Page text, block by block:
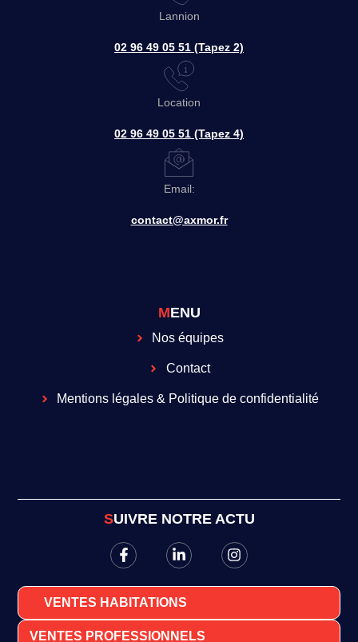
Lannion
02 96 49 05 51 (Tapez 2)
Location
02 96 49 05 51 (Tapez 4)
Email:
contact@axmor.fr
MENU
Nos équipes
Contact
Mentions légales & Politique de confidentialité
SUIVRE NOTRE ACTU
VENTES HABITATIONS
VENTES PROFESSIONNELS